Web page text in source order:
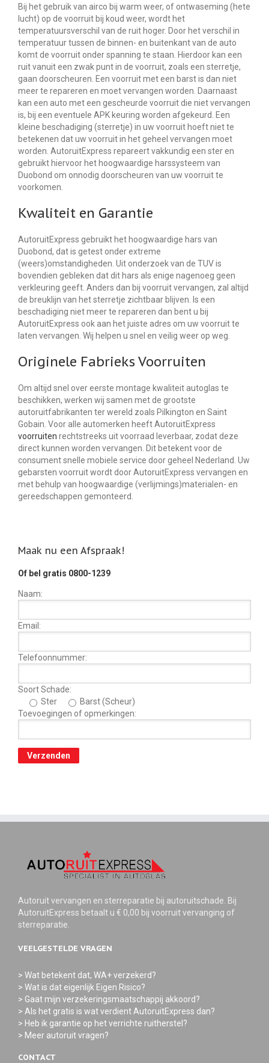
Bij het gebruik van airco bij warm weer, of ontwaseming (hete
lucht) op de voorruit bij koud weer, wordt het
temperatuursverschil van de ruit hoger. Door het verschil in
temperatuur tussen de binnen- en buitenkant van de auto
komt de voorruit onder spanning te staan. Hierdoor kan een
ruit vanuit een zwak punt in de voorruit, zoals een sterretje,
gaan doorscheuren. Een voorruit met een barst is dan niet
meer te repareren en moet vervangen worden. Daarnaast
kan een auto met een gescheurde voorruit die niet vervangen
is, bij een eventuele APK keuring worden afgekeurd. Een
kleine beschadiging (sterretje) in uw voorruit hoeft niet te
betekenen dat uw voorruit in het geheel vervangen moet
worden. AutoruitExpress repareert vakkundig een ster en
gebruikt hiervoor het hoogwaardige harssysteem van
Duobond om onnodig doorscheuren van uw voorruit te
voorkomen.
Kwaliteit en Garantie
AutoruitExpress gebruikt het hoogwaardige hars van
Duobond, dat is getest onder extreme
(weers)omstandigheden. Uit onderzoek van de TUV is
bovendien gebleken dat dit hars als enige nagenoeg geen
verkleuring geeft. Anders dan bij voorruit vervangen, zal altijd
de breuklijn van het sterretje zichtbaar blijven. Is een
beschadiging niet meer te repareren dan bent u bij
AutoruitExpress ook aan het juiste adres om uw voorruit te
laten vervangen. Wij helpen u snel en veilig weer op weg.
Originele Fabrieks Voorruiten
Om altijd snel over eerste montage kwaliteit autoglas te
beschikken, werken wij samen met de grootste
autoruitfabrikanten ter wereld zoals Pilkington en Saint
Gobain. Voor alle automerken heeft AutoruitExpress
voorruiten rechtstreeks uit voorraad leverbaar, zodat deze
direct kunnen worden vervangen. Dit betekent voor de
consument snelle mobiele service door geheel Nederland. Uw
gebarsten voorruit wordt door AutoruitExpress vervangen en
met behulp van hoogwaardige (verlijmings)materialen- en
gereedschappen gemonteerd.
Maak nu een Afspraak!
Of bel gratis 0800-1239
Naam:
Email:
Telefoonnummer:
Soort Schade:
Ster
Barst (Scheur)
Toevoegingen of opmerkingen:
Autoruit vervangen en sterreparatie bij autoruitschade. Bij
AutoruitExpress betaalt u € 0,00 bij voorruit vervanging of
sterreparatie.
VEELGESTELDE VRAGEN
> Wat betekent dat, WA+ verzekerd?
> Wat is dat eigenlijk Eigen Risico?
> Gaat mijn verzekeringsmaatschappij akkoord?
> Als het gratis is wat verdient AutoruitExpress dan?
> Heb ik garantie op het verrichte ruitherstel?
> Meer autoruit vragen?
CONTACT